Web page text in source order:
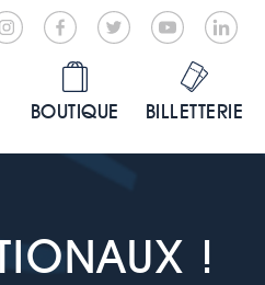
BOUTIQUE BILLETTERIE
!